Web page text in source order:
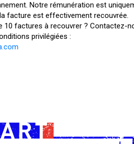
Notre rémunération est
facture est effectivement recouvrée.
10 factures à recouvrer ? Contactez-
privilégiées :